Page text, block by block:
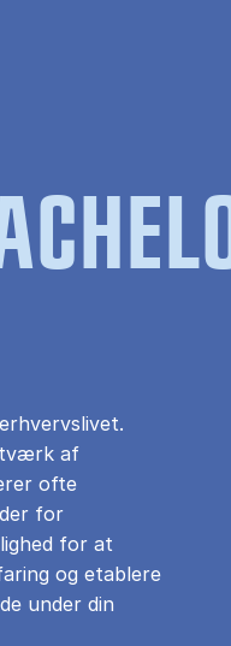
af
ofte
for
for at
og etablere
under din